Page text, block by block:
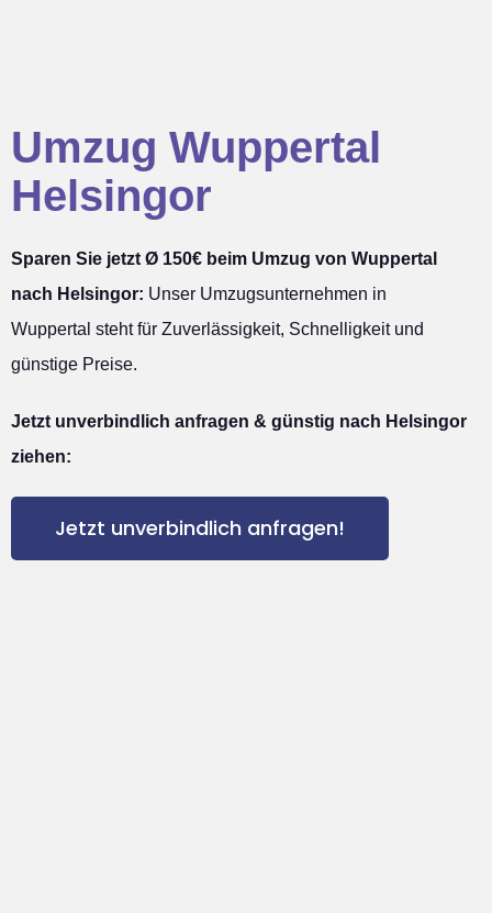
Umzug Wuppertal
Helsingor
Sparen Sie jetzt Ø 150€ beim Umzug von Wuppertal
nach Helsingor: Unser Umzugsunternehmen in
Wuppertal steht für Zuverlässigkeit, Schnelligkeit und
günstige Preise.
Jetzt unverbindlich anfragen & günstig nach Helsingor
ziehen:
Jetzt unverbindlich anfragen!